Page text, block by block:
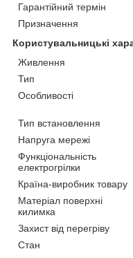
Гарантійний термін
Призначення
Користувальницькі
Живлення
Тип
Особливості
Тип встановлення
Напруга мережі
Функціональність
електрогрілки
Країна-виробник товару
Матеріал поверхні
килимка
Захист від перегріву
Стан